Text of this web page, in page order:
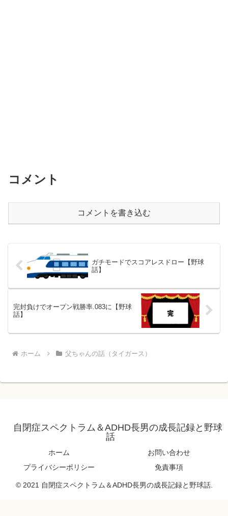
コメント
コメントを書き込む
ガチモードでスコアレスドロー【野球
話】
完封負けでオープン戦勝率.083に【野球
話】
ホーム 父ちゃんの話（タイガース）
自閉症スペクトラム＆ADHD長男の成長記録と野球
話
ホーム
お問い合わせ
プライバシーポリシー
免責事項
© 2021 自閉症スペクトラム＆ADHD長男の成長記録と野球話.